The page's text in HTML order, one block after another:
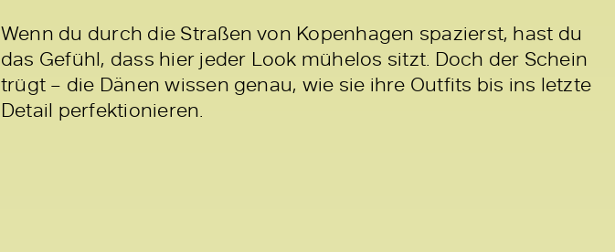
Wenn du durch die Straßen von Kopenhagen spazierst, hast du
das Gefühl, dass hier jeder Look mühelos sitzt. Doch der Schein
trügt – die Dänen wissen genau, wie sie ihre Outfits bis ins letzte
Detail perfektionieren.